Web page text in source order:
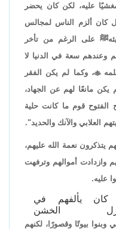
عليه، لكن كان يحضر
كان ألزم الناس لمجالس
على الرغم من تأخر
وعندهم سعة في الدنيا لا
، وكما لم يكن الفقر
مانعًا لهم عن الجهاد،
قوم ما كانت حلية
العلابي والآنك والحديد".
نعمة الله عليهم،
وازدادت أموالهم وترفهت
عليه.
يألفهم في
الخشن
بيوتًا وقصورًا، لكنهم